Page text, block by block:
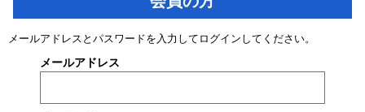
メールアドレスとパスワードを入力してログインしてください。
メールアドレス